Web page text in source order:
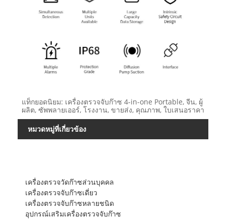
แท็กยอดนิยม: เครื่องตรวจจับก๊าซ 4-in-one Portable, จีน, ผู้
ผลิต, ซัพพลายเออร์, โรงงาน, ขายส่ง, คุณภาพ, ใบเสนอราคา
หมวดหมู่ที่เกี่ยวข้อง
เครื่องตรวจวัดก๊าซส่วนบุคคล
เครื่องตรวจจับก๊าซเดี่ยว
เครื่องตรวจจับก๊าซหลายชนิด
อุปกรณ์เสริมเครื่องตรวจจับก๊าซ